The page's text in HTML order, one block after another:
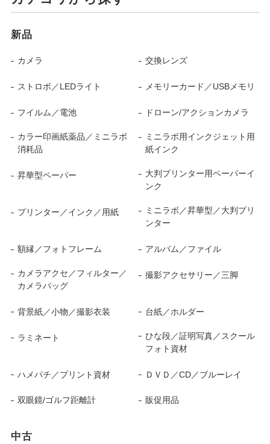
新品
カメラ 交換レンズ
ストロボ／LEDライト メモリーカード／USBメモリ
フイルム／電池 ドローン/アクションカメラ
カラー印画紙薬品／ミニラボ
消耗品
ミニラボ用インクジェット用
紙インク
昇華型ペーパー
大判プリンター用ペーパーイ
ンク
プリンター／インク／用紙
ミニラボ／昇華型／大判プリ
ンター
額縁／フォトフレーム アルバム／ファイル
カメラアクセ／フィルター／
カメラバッグ
撮影アクセサリー／三脚
背景紙／小物／撮影衣装 台紙／ホルダー
ラミネート
ひな段／証明写真／スクール
フォト資材
ハメパチ／プリント資材 ＤＶＤ／CD／ブルーレイ
双眼鏡/ゴルフ距離計 販促用品
中古